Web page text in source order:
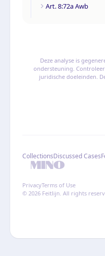
Art. 8:72a Awb
Deze analyse is
ondersteuning.
juridische doeleinden.
CollectionsDiscussed Cases
PrivacyTerms of Use
© 2026 Feitlijn. All rights